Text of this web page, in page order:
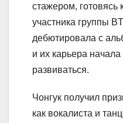
стажером, готовясь
участника группы
дебютировала с
и их карьера
развиваться.
Чонгук получил
как вокалиста и